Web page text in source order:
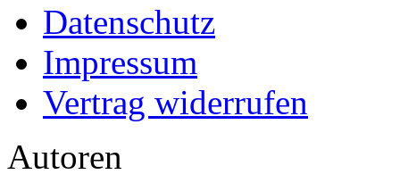
Datenschutz
Impressum
Vertrag widerrufen
Autoren